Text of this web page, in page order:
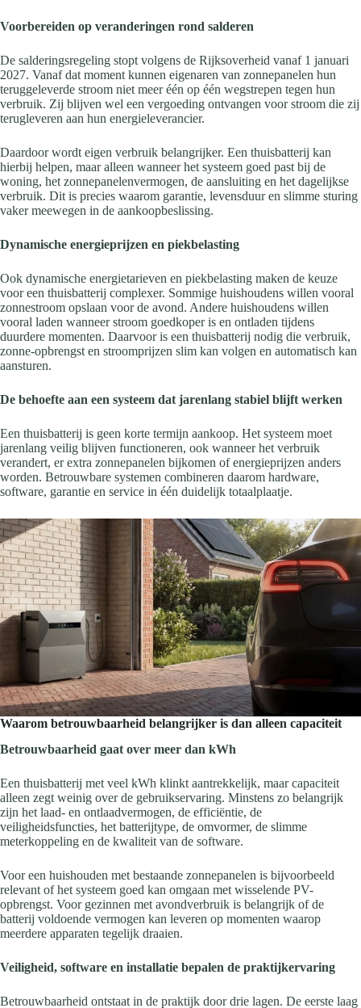
Voorbereiden op veranderingen rond salderen
De salderingsregeling stopt volgens de Rijksoverheid vanaf 1 januari
2027. Vanaf dat moment kunnen eigenaren van zonnepanelen hun
teruggeleverde stroom niet meer één op één wegstrepen tegen hun
verbruik. Zij blijven wel een vergoeding ontvangen voor stroom die zij
terugleveren aan hun energieleverancier.
Daardoor wordt eigen verbruik belangrijker. Een thuisbatterij kan
hierbij helpen, maar alleen wanneer het systeem goed past bij de
woning, het zonnepanelenvermogen, de aansluiting en het dagelijkse
verbruik. Dit is precies waarom garantie, levensduur en slimme sturing
vaker meewegen in de aankoopbeslissing.
Dynamische energieprijzen en piekbelasting
Ook dynamische energietarieven en piekbelasting maken de keuze
voor een thuisbatterij complexer. Sommige huishoudens willen vooral
zonnestroom opslaan voor de avond. Andere huishoudens willen
vooral laden wanneer stroom goedkoper is en ontladen tijdens
duurdere momenten. Daarvoor is een thuisbatterij nodig die verbruik,
zonne-opbrengst en stroomprijzen slim kan volgen en automatisch kan
aansturen.
De behoefte aan een systeem dat jarenlang stabiel blijft werken
Een thuisbatterij is geen korte termijn aankoop. Het systeem moet
jarenlang veilig blijven functioneren, ook wanneer het verbruik
verandert, er extra zonnepanelen bijkomen of energieprijzen anders
worden. Betrouwbare systemen combineren daarom hardware,
software, garantie en service in één duidelijk totaalplaatje.
Waarom betrouwbaarheid belangrijker is dan alleen capaciteit
Betrouwbaarheid gaat over meer dan kWh
Een thuisbatterij met veel kWh klinkt aantrekkelijk, maar capaciteit
alleen zegt weinig over de gebruikservaring. Minstens zo belangrijk
zijn het laad- en ontlaadvermogen, de efficiëntie, de
veiligheidsfuncties, het batterijtype, de omvormer, de slimme
meterkoppeling en de kwaliteit van de software.
Voor een huishouden met bestaande zonnepanelen is bijvoorbeeld
relevant of het systeem goed kan omgaan met wisselende PV-
opbrengst. Voor gezinnen met avondverbruik is belangrijk of de
batterij voldoende vermogen kan leveren op momenten waarop
meerdere apparaten tegelijk draaien.
Veiligheid, software en installatie bepalen de praktijkervaring
Betrouwbaarheid ontstaat in de praktijk door drie lagen. De eerste laag